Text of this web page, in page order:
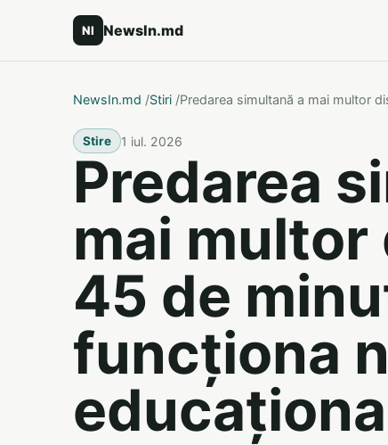
NI NewsIn.md
NewsIn.md /Stiri /Predarea simultană a mai multor
Stire 1 iul. 2026
Predarea
mai
45 de
funcționa